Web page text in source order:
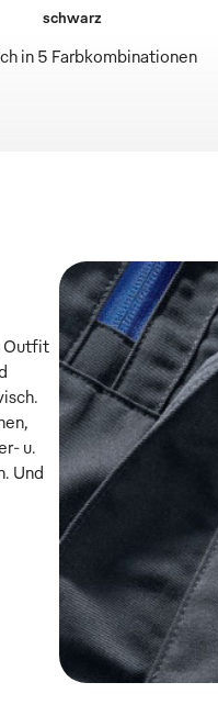
in 5 Farbkombinationen
schwarz
Outfit
u.
Und